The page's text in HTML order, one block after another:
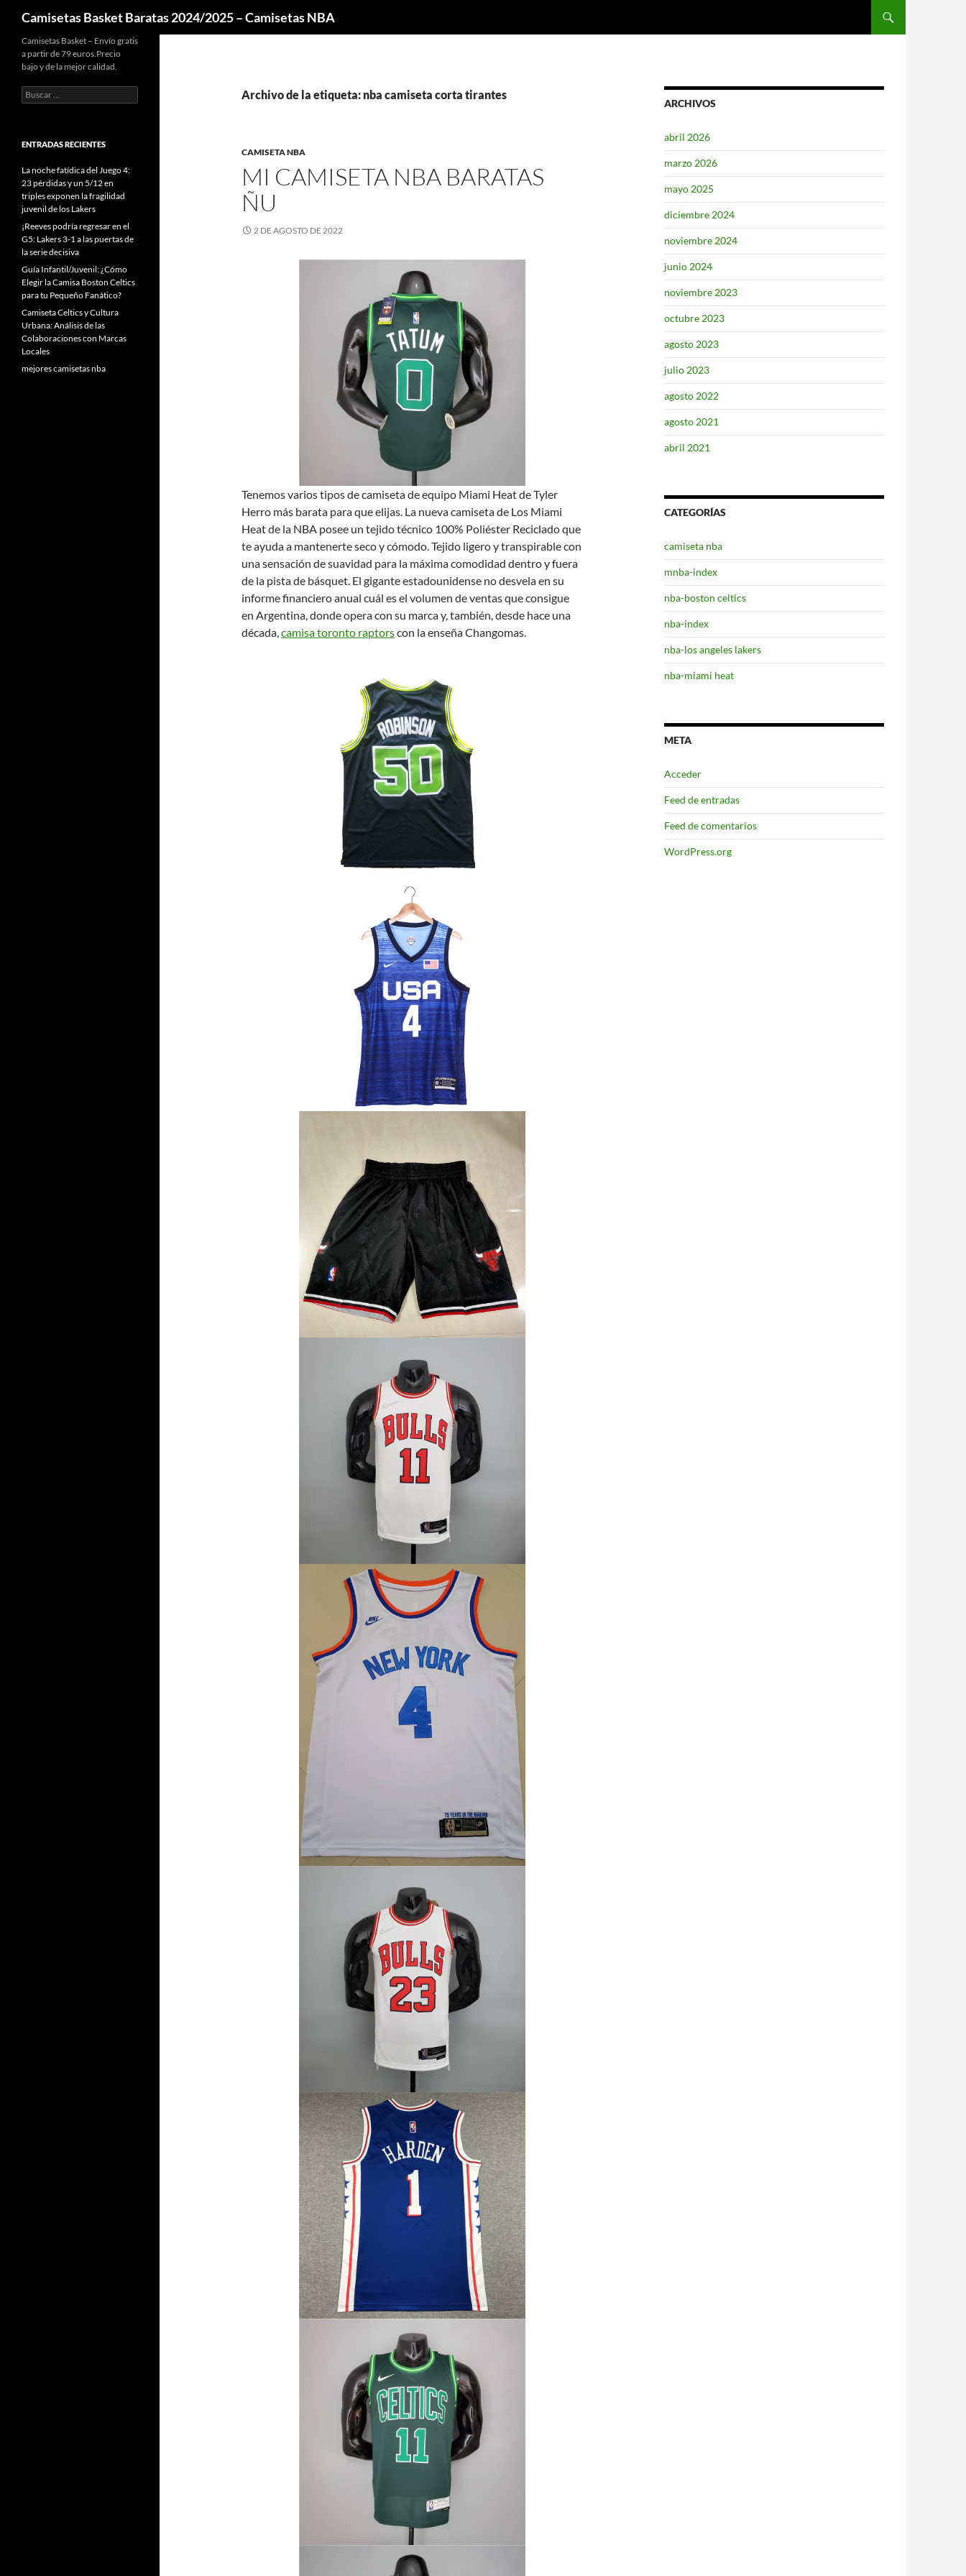
Camisetas Basket Baratas 2024/2025 – Camisetas NBA
Archivo de la etiqueta: nba camiseta corta tirantes
CAMISETA NBA
MI CAMISETA NBA BARATAS
ÑU
2 DE AGOSTO DE 2022
Tenemos varios tipos de camiseta de equipo Miami Heat de Tyler
Herro más barata para que elijas. La nueva camiseta de Los Miami
Heat de la NBA posee un tejido técnico 100% Poliéster Reciclado que
te ayuda a mantenerte seco y cómodo. Tejido ligero y transpirable con
una sensación de suavidad para la máxima comodidad dentro y fuera
de la pista de básquet. El gigante estadounidense no desvela en su
informe financiero anual cuál es el volumen de ventas que consigue
en Argentina, donde opera con su marca y, también, desde hace una
década,camisa toronto raptorscon la enseña Changomas.
ARCHIVOS
abril 2026
marzo 2026
mayo 2025
diciembre 2024
noviembre 2024
junio 2024
noviembre 2023
octubre 2023
agosto 2023
julio 2023
agosto 2022
agosto 2021
abril 2021
CATEGORÍAS
camiseta nba
mnba-index
nba-boston celtics
nba-index
nba-los angeles lakers
nba-miami heat
META
Acceder
Feed de entradas
Feed de comentarios
WordPress.org
Camisetas Basket – Envío gratis
a partir de 79 euros.Precio
bajo y de la mejor calidad.
Buscar:
ENTRADAS RECIENTES
La noche fatídica del Juego 4:
23 pérdidas y un 5/12 en
triples exponen la fragilidad
juvenil de los Lakers
¡Reeves podría regresar en el
G5: Lakers 3-1 a las puertas de
la serie decisiva
Guía Infantil/Juvenil: ¿Cómo
Elegir la Camisa Boston Celtics
para tu Pequeño Fanático?
Camiseta Celtics y Cultura
Urbana: Análisis de las
Colaboraciones con Marcas
Locales
mejores camisetas nba